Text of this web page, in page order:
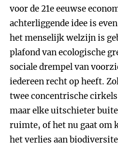
voor de 21e eeuwse
achterliggende idee is
het menselijk welzijn is
plafond van ecologische
sociale drempel van
iedereen recht op heeft.
twee concentrische
maar elke uitschieter
ruimte, of het nu gaat om
het verlies aan